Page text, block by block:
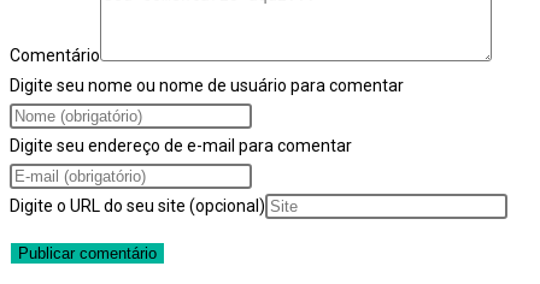
Comentário
Digite seu nome ou nome de usuário para comentar
Digite seu endereço de e-mail para comentar
Digite o URL do seu site (opcional)